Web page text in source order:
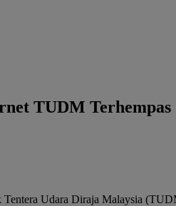
TUDM
Udara Diraja Malaysia